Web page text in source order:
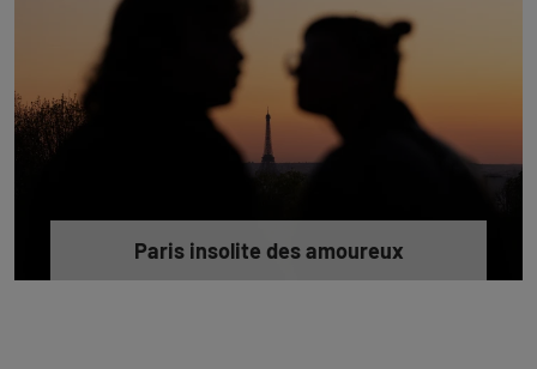
Paris insolite des amoureux